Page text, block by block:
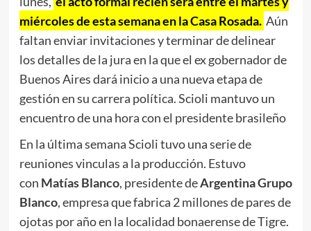
miércoles de esta semana en la Casa Rosada. Aún
faltan enviar invitaciones y terminar de delinear
los detalles de la jura en la que el ex gobernador de
Buenos Aires dará inicio a una nueva etapa de
gestión en su carrera política. Scioli mantuvo un
encuentro de una hora con el presidente brasileño
En la última semana Scioli tuvo una serie de
reuniones vinculas a la producción. Estuvo
con Matías Blanco, presidente deArgentina Grupo
Blanco, empresa que fabrica 2 millones de pares de
ojotas por año en la localidad bonaerense de Tigre.